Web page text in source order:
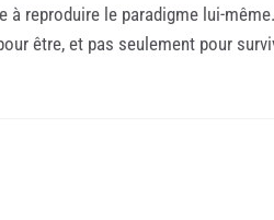
à reproduire le paradigme lui-même.
être, et pas seulement pour